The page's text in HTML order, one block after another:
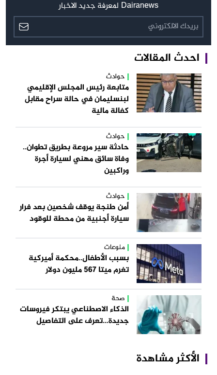
Dairanews لمعرفة جديد الاخبار
احدث المقالات
حوادث
متابعة رئيس المجلس الإقليمي
لبنسليمان في حالة سراح مقابل
كفالة مالية
حوادث
حادثة سير مروعة بطريق تطوان..
وفاة سائق مهني لسيارة أجرة
وراكبين
حوادث
أمن طنجة يوقف شخصين بعد فرار
سيارة أجنبية من محطة للوقود
منوعات
بسبب الأطفال..محكمة أميركية
تغرم ميتا 567 مليون دولار
صحة
الذكاء الاصطناعي يبتكر فيروسات
جديدة…تعرف على التفاصيل
الأكثر مشاهدة